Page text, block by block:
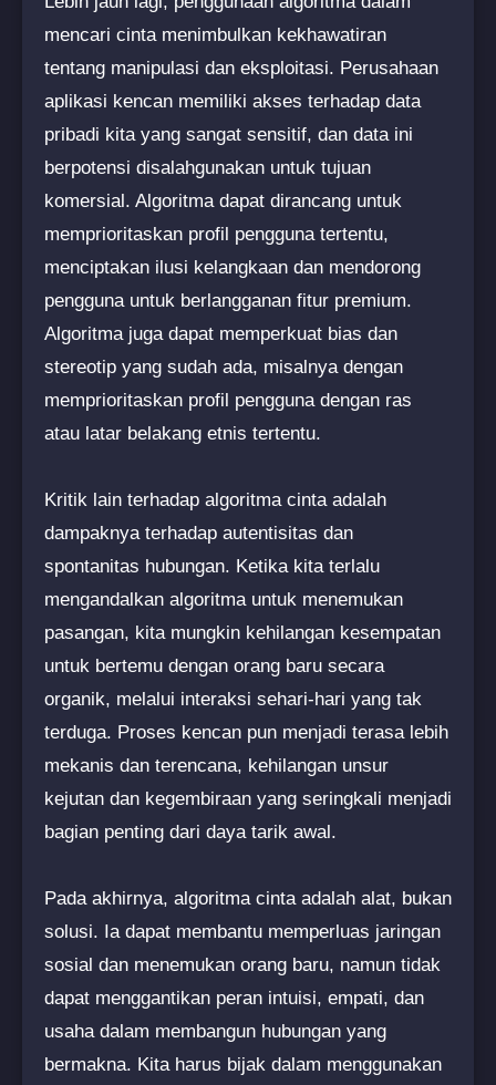
mencari cinta menimbulkan kekhawatiran
tentang manipulasi dan eksploitasi. Perusahaan
aplikasi kencan memiliki akses terhadap data
pribadi kita yang sangat sensitif, dan data ini
berpotensi disalahgunakan untuk tujuan
komersial. Algoritma dapat dirancang untuk
memprioritaskan profil pengguna tertentu,
menciptakan ilusi kelangkaan dan mendorong
pengguna untuk berlangganan fitur premium.
Algoritma juga dapat memperkuat bias dan
stereotip yang sudah ada, misalnya dengan
memprioritaskan profil pengguna dengan ras
atau latar belakang etnis tertentu.
Kritik lain terhadap algoritma cinta adalah
dampaknya terhadap autentisitas dan
spontanitas hubungan. Ketika kita terlalu
mengandalkan algoritma untuk menemukan
pasangan, kita mungkin kehilangan kesempatan
untuk bertemu dengan orang baru secara
organik, melalui interaksi sehari-hari yang tak
terduga. Proses kencan pun menjadi terasa lebih
mekanis dan terencana, kehilangan unsur
kejutan dan kegembiraan yang seringkali menjadi
bagian penting dari daya tarik awal.
Pada akhirnya, algoritma cinta adalah alat, bukan
solusi. Ia dapat membantu memperluas jaringan
sosial dan menemukan orang baru, namun tidak
dapat menggantikan peran intuisi, empati, dan
usaha dalam membangun hubungan yang
bermakna. Kita harus bijak dalam menggunakan